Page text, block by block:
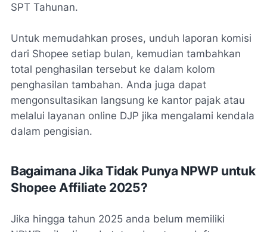
SPT Tahunan.
Untuk memudahkan proses, unduh laporan komisi
dari Shopee setiap bulan, kemudian tambahkan
total penghasilan tersebut ke dalam kolom
penghasilan tambahan. Anda juga dapat
mengonsultasikan langsung ke kantor pajak atau
melalui layanan online DJP jika mengalami kendala
dalam pengisian.
Bagaimana Jika Tidak Punya NPWP untuk
Shopee Affiliate 2025?
Jika hingga tahun 2025 anda belum memiliki